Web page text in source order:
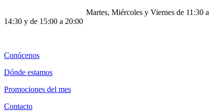
Martes, Miércoles y Viernes de 11:30 a
14:30 y de 15:00 a 20:00
Conócenos
Dónde estamos
Promociones del mes
Contacto